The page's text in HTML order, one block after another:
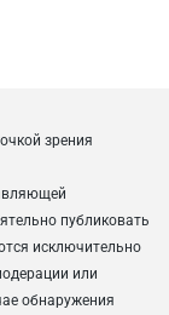
зрения
публиковать
исключительно
или
обнаружения